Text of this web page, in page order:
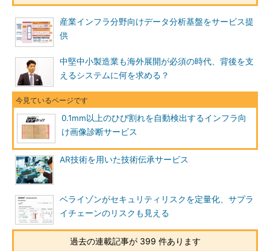
産業インフラ分野向けデータ分析基盤をサービス提
供
中堅中小製造業も海外展開が必須の時代、背後を支
えるシステムに何を求める？
0.1mm以上のひび割れを自動検出するインフラ向
け画像診断サービス
AR技術を用いた技術伝承サービス
ベライゾンがセキュリティリスクを定量化、サプラ
イチェーンのリスクも見える
過去の連載記事が 399 件あります